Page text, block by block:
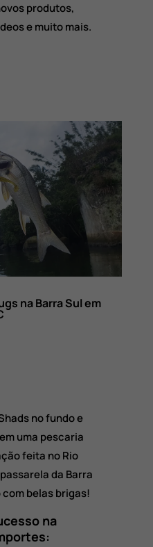
produtos,
e muito mais.
na Barra Sul em
no fundo e
uma pescaria
feita no Rio
da Barra
belas brigas!
na